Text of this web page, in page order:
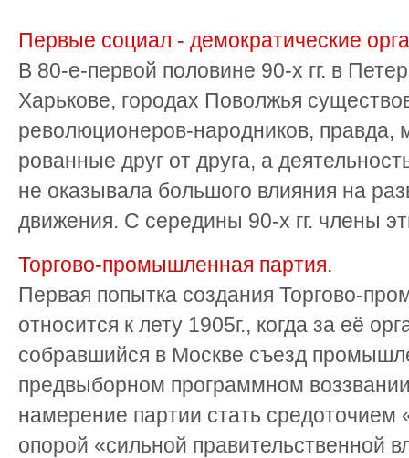
Первые социал - демократические
В 80-е-первой половине 90-х гг. в
Харькове, городах Поволжья
революционеров-народников,
рованные друг от друга, а
не оказывала большого влияния на
движения. С середины 90-х гг. члены
Торгово-промышленная партия.
Первая попытка создания Торгово-
относится к лету 1905г., когда за её
собравшийся в Москве съезд
предвыборном программном
намерение партии стать средоточием
опорой «сильной правительственной